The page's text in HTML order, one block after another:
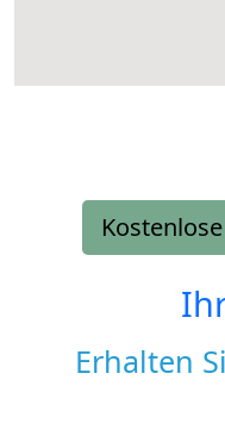
Erhalten